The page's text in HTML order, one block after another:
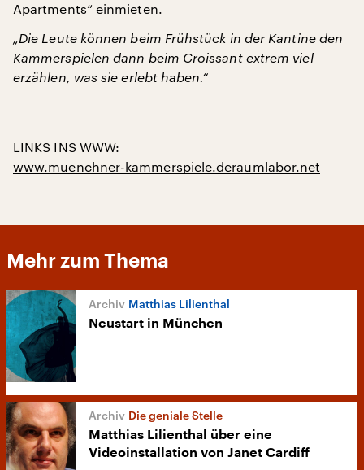
Apartments“ einmieten.
„Die Leute können beim Frühstück in der Kantine den
Kammerspielen dann beim Croissant extrem viel
erzählen, was sie erlebt haben.“
LINKS INS WWW:
www.muenchner-kammerspiele.deraumlabor.net
Mehr zum Thema
Matthias Lilienthal
Neustart in München
Die geniale Stelle
Matthias Lilienthal über eine
Videoinstallation von Janet Cardiff